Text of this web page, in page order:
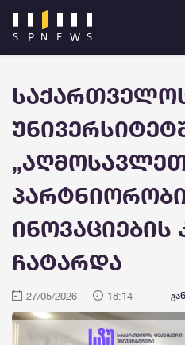
ინოვაციების
ჩატარდა
27/05/2026 18:14